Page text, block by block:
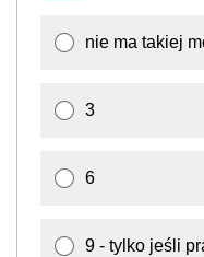
nie ma takiej
3
6
9 - tylko jeśli